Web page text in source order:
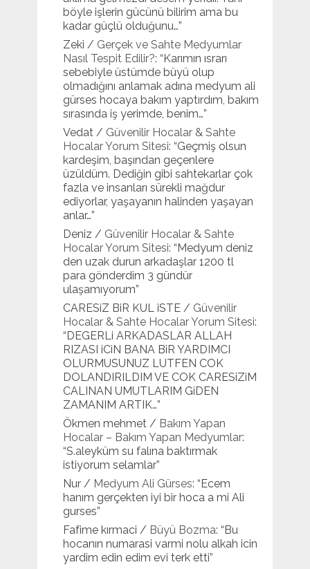
böyle işlerin gücünü bilirim ama bu
kadar güçlü olduğunu…”
Zeki / Gerçek ve Sahte Medyumlar
Nasıl Tespit Edilir?: “ Karımın ısrarı
sebebiyle üstümde büyü olup
olmadığını anlamak adına medyum ali
gürses hocaya bakım yaptırdım, bakım
sırasında iş yerimde, benim…”
Vedat/ Güvenilir Hocalar & Sahte
Hocalar Yorum Sitesi: “Geçmiş olsun
kardeşim, başından geçenlere
üzüldüm. Dediğin gibi sahtekarlar çok
fazla ve insanları sürekli mağdur
ediyorlar, yaşayanın halinden yaşayan
anlar…”
Deniz / Güvenilir Hocalar & Sahte
Hocalar Yorum Sitesi: “ Medyum deniz
den uzak durun arkadaşlar 1200 tl
para gönderdim 3 gündür
ulaşamıyorum”
CARESiZ BiR KUL iSTE/ Güvenilir
Hocalar & Sahte Hocalar Yorum Sitesi:
“ DEGERLi ARKADASLAR ALLAH
RIZASI iCiN BANA BiR YARDIMCI
OLURMUSUNUZ LUTFEN COK
DOLANDIRILDIM VE COK CARESiZiM
CALINAN UMUTLARIM GiDEN
ZAMANIM ARTIK…”
Ökmen mehmet/ Bakım Yapan
Hocalar – Bakım Yapan Medyumlar:
“S.aleyküm su falına baktırmak
istiyorum selamlar”
Nur/ Medyum Ali Gürses: “ Ecem
hanım gerçekten iyi bir hoca a mi Ali
gurses”
Fafime kırmaci / Büyü Bozma: “ Bu
hocanın numarasi varmi nolu alkah icin
yardim edin edim evi terk etti”